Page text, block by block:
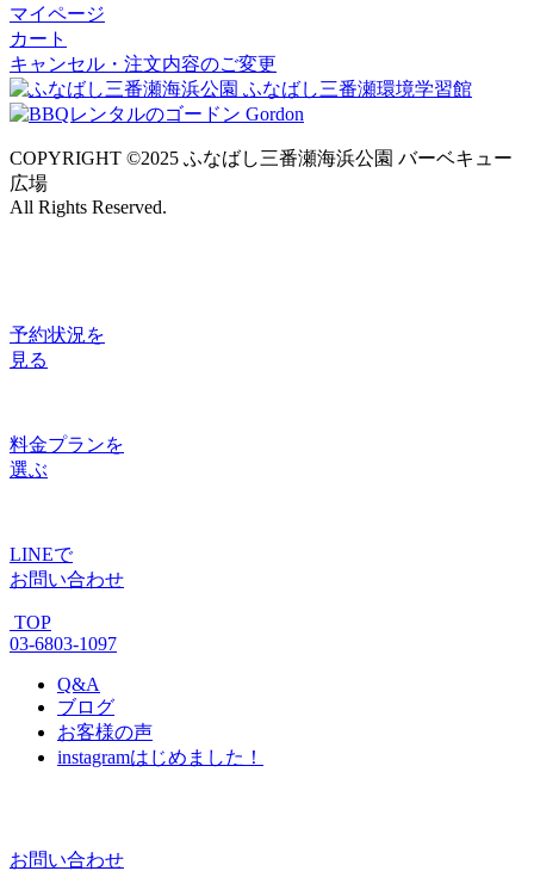
マイページ
カート
キャンセル・注文内容のご変更
COPYRIGHT ©2025 ふなばし三番瀬海浜公園 バーベキュー
広場
All Rights Reserved.
予約状況を
見る
料金プランを
選ぶ
LINEで
お問い合わせ
TOP
03-6803-1097
Q&A
ブログ
お客様の声
instagramはじめました！
お問い合わせ